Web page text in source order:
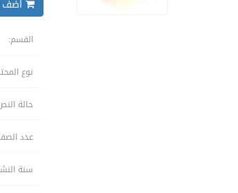
اضف
القسم:
نوع
حالة
عدد
سنة